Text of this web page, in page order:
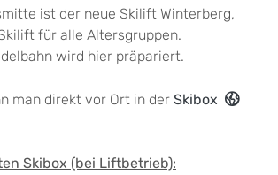
ist der neue Skilift Winterberg,
für alle Altersgruppen.
wird hier präpariert.
man direkt vor Ort in der Skibox
Skibox (bei Liftbetrieb):